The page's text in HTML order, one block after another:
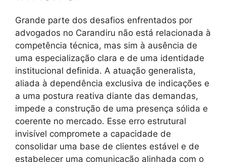
Grande parte dos desafios enfrentados por
advogados no Carandiru não está relacionada à
competência técnica, mas sim à ausência de
uma especialização clara e de uma identidade
institucional definida. A atuação generalista,
aliada à dependência exclusiva de indicações e
a uma postura reativa diante das demandas,
impede a construção de uma presença sólida e
coerente no mercado. Esse erro estrutural
invisível compromete a capacidade de
consolidar uma base de clientes estável e de
estabelecer uma comunicação alinhada com o